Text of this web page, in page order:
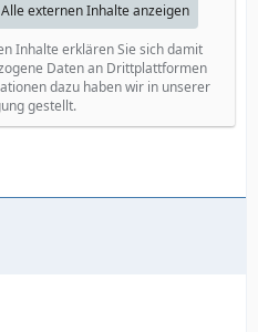
Alle externen Inhalte anzeigen
Inhalte erklären Sie sich damit
Daten an Drittplattformen
dazu haben wir in unserer
gestellt.